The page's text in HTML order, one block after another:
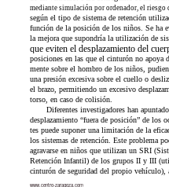
www.centro-zaragoza.com
mediante simulación por ordenador, el riesgo
según el tipo de sistema de retención
función de la posición de los niños. Se ha
la mejora que supondría la utilización de
que eviten el desplazamiento del
posiciones en las que el cinturón no apoya
mente sobre el hombro de los niños,
una presión excesiva sobre el cuello o
el brazo, permitiendo un excesivo
torso, en caso de colisión.
Diferentes investigadores han
desplazamiento “fuera de posición” de los
tes puede suponer una limitación de la
los sistemas de retención. Este problema
agravarse en niños que utilizan un SRI
Retención Infantil) de los grupos II y III
cinturón de seguridad del propio vehículo),